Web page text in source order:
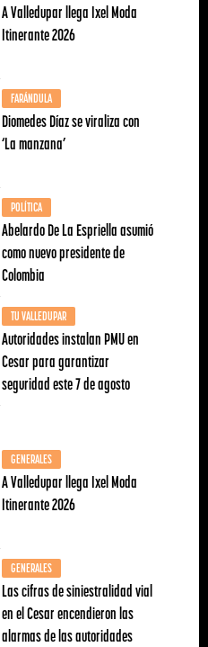
A Valledupar llega Ixel Moda
Itinerante 2026
FARÁNDULA
Diomedes Díaz se viraliza con
‘La manzana’
POLÍTICA
Abelardo De La Espriella asumió
como nuevo presidente de
Colombia
TU VALLEDUPAR
Autoridades instalan PMU en
Cesar para garantizar
seguridad este 7 de agosto
GENERALES
A Valledupar llega Ixel Moda
Itinerante 2026
GENERALES
Las cifras de siniestralidad vial
en el Cesar encendieron las
alarmas de las autoridades